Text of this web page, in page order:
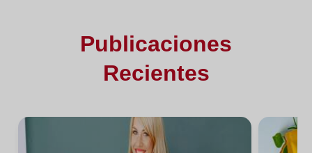
Publicaciones
Recientes